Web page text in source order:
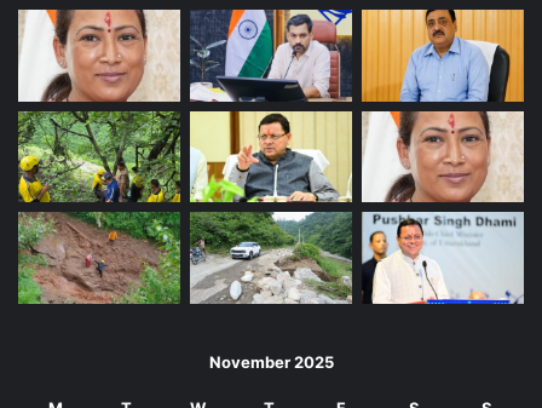
November 2025